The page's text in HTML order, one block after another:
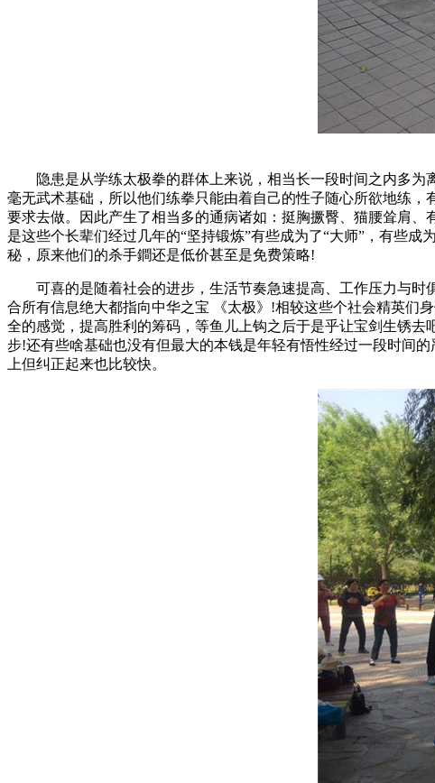
隐患是从学练太极拳的群体上来说，相当长一段时间之内多为
毫无武术基础，所以他们练拳只能由着自己的性子随心所欲地练
要求去做。因此产生了相当多的通病诸如：挺胸撅臀、猫腰耸肩
是这些个长辈们经过几年的“坚持锻炼”有些成为了“大师”，有些
秘，原来他们的杀手鐧还是低价甚至是免费策略!
可喜的是随着社会的进步，生活节奏急速提高、工作压力与时
合所有信息绝大都指向中华之宝 《太极》!相较这些个社会精英们
全的感觉，提高胜利的筹码，等鱼儿上钩之后于是乎让宝剑生锈
步!还有些啥基础也没有但最大的本钱是年轻有悟性经过一段时间
上但纠正起来也比较快。